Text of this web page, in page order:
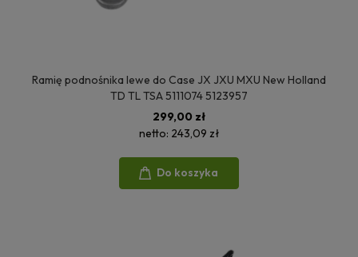
Ramię podnośnika lewe do Case JX JXU MXU New Holland
TD TL TSA 5111074 5123957
299,00 zł
netto: 243,09 zł
Do koszyka